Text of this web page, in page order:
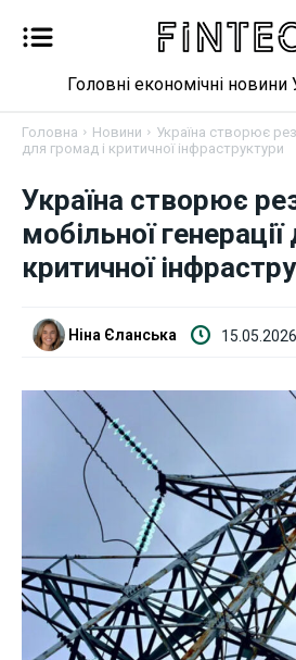
Новини
Бізнес
Криптовалюта
Робота і освіта
Публікації
ФОП
Курс валют
Головні економічні новини
Головна Новини
Україна створює
для громад і критичної інфраструктури
Україна створює
мобільної
критичної
Ніна Єланська 15.05.2026